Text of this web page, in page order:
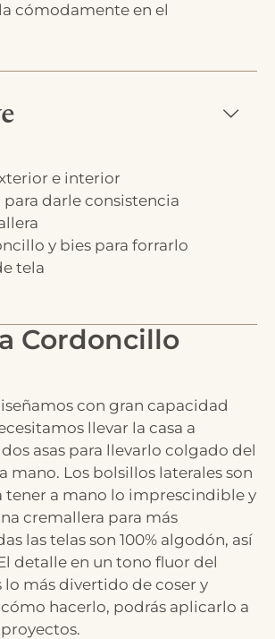
cómodamente en el
e interior
para darle consistencia
y bies para forrarlo
tela
Cordoncillo
con gran capacidad
llevar la casa a
asas para llevarlo colgado del
mano. Los bolsillos laterales son
tener a mano lo imprescindible y
cremallera para más
las telas son 100% algodón, así
detalle en un tono fluor del
más divertido de coser y
hacerlo, podrás aplicarlo a